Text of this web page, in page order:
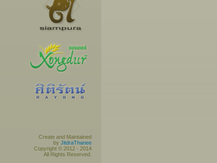
Create and Maintained
by JitdraThanee
Copyright © 2012 - 2014
All Rights Reserved.